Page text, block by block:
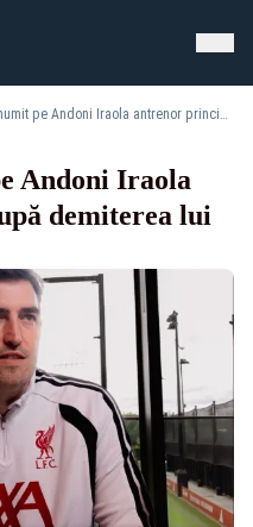
Liverpool l-a numit pe Andoni Iraola antrenor principal, după demiterea lui Arne Slot
Andoni Iraola
demiterea lui